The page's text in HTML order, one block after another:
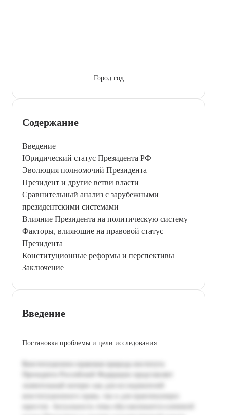
Город год
Содержание
Введение
Юридический статус Президента РФ
Эволюция полномочий Президента
Президент и другие ветви власти
Сравнительный анализ с зарубежными
президентскими системами
Влияние Президента на политическую систему
Факторы, влияющие на правовой статус
Президента
Конституционные реформы и перспективы
Заключение
Введение
Постановка проблемы и цели исследования.